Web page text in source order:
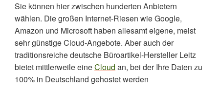
Sie können hier zwischen hunderten Anbietern
wählen. Die großen Internet-Riesen wie Google,
Amazon und Microsoft haben allesamt eigene, meist
sehr günstige Cloud-Angebote. Aber auch der
traditionsreiche deutsche Büroartikel-Hersteller Leitz
bietet mittlerweile eineCloud an, bei der Ihre Daten zu
100% in Deutschland gehostet werden